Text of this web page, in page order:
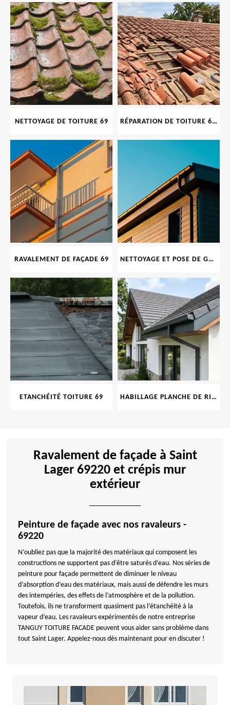
NETTOYAGE DE TOITURE 69 RÉPARATION DE TOITURE 69 RHONE, TUILES CASSÉES OU ABIMÉES
RAVALEMENT DE FAÇADE 69 NETTOYAGE ET POSE DE GOUTTIÈRE 69
ETANCHÉITÉ TOITURE 69 HABILLAGE PLANCHE DE RIVE 69
Ravalement de façade à Saint
Lager 69220 et crépis mur
extérieur
Peinture de façade avec nos ravaleurs -
69220
N’oubliez pas que la majorité des matériaux qui composent les
constructions ne supportent pas d’être saturés d’eau. Nos séries de
peinture pour façade permettent de diminuer le niveau
d’absorption d’eau des matériaux, mais aussi de défendre les murs
des intempéries, des effets de l’atmosphère et de la pollution.
Toutefois, ils ne transforment quasiment pas l’étanchéité à la
vapeur d’eau. Les ravaleurs expérimentés de notre entreprise
TANGUY TOITURE FACADE peuvent vous aider sans problème dans
tout Saint Lager. Appelez-nous dès maintenant pour en discuter !